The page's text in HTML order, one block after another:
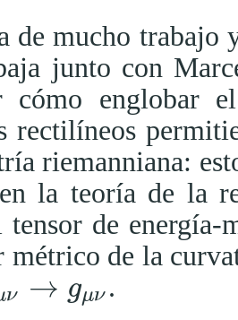
de mucho trabajo
junto con
cómo englobar
rectilíneos
riemanniana:
la teoría de la
de energía-
métrico de la
ν → gμν
→g μν
.